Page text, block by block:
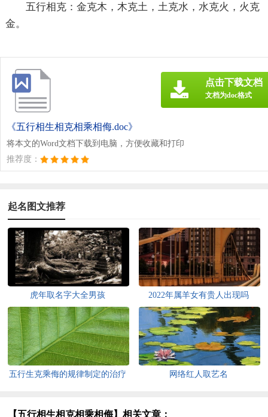
五行相克：金克木，木克土，土克水，水克火，火克
金。
《五行相生相克相乘相侮.doc》
将本文的Word文档下载到电脑，方便收藏和打印
推荐度：
点击下载文档
文档为doc格式
起名图文推荐
虎年取名字大全男孩 2022年属羊女有贵人出现吗
五行生克乘侮的规律制定的治疗
网络红人取艺名
【五行相生相克相乘相侮】相关文章：